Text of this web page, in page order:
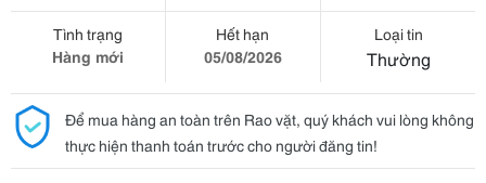
Tình trạng
Hàng mới
Hết hạn
05/08/2026
Loại tin
Thường
Để mua hàng an toàn trên Rao vặt, quý khách vui lòng không
thực hiện thanh toán trước cho người đăng tin!